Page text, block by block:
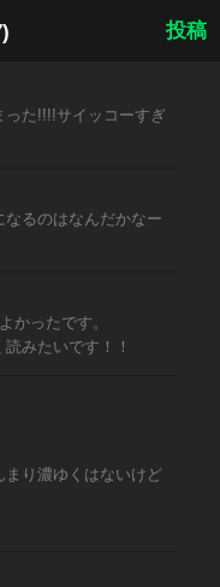
投稿
った!!!!サイッコーすぎ
るのはなんだかなー
かったです。
みたいです！！
まり濃ゆくはないけど